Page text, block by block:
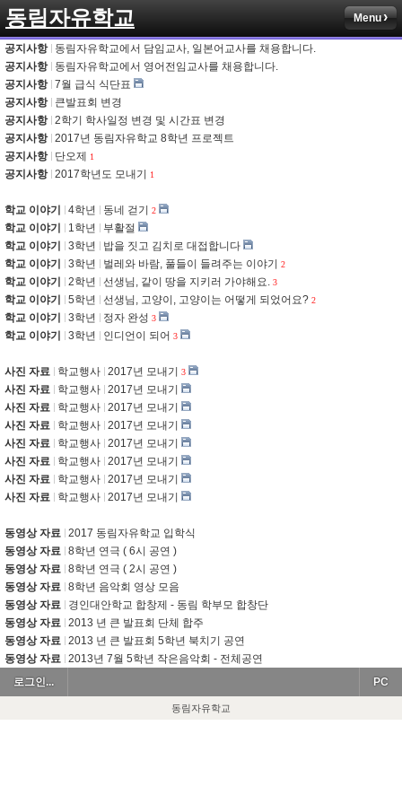
동림자유학교 Menu
공지사항
동림자유학교에서 담임교사, 일본어교사를 채용합니다.
공지사항
동림자유학교에서 영어전임교사를 채용합니다.
공지사항 7월 급식 식단표
공지사항
큰발표회 변경
공지사항 2학기 학사일정 변경 및 시간표 변경
공지사항 2017년 동림자유학교 8학년 프로젝트
공지사항
단오제 1
공지사항 2017학년도 모내기 1
학교 이야기 4학년 동네 걷기 2
학교 이야기 1학년
부활절
학교 이야기
3학년
밥을 짓고 김치로 대접합니다
학교 이야기
3학년 벌레와 바람, 풀들이 들려주는 이야기 2
학교 이야기 2학년 선생님, 같이 땅을 지키러 가야해요. 3
학교 이야기 5학년 선생님, 고양이, 고양이는 어떻게 되었어요? 2
학교 이야기 3학년 정자 완성 3
학교 이야기 3학년 인디언이 되어 3
사진 자료 학교행사 2017년 모내기 3
사진 자료 학교행사 2017년 모내기
사진 자료
학교행사 2017년 모내기
사진 자료
학교행사 2017년 모내기
사진 자료
학교행사 2017년 모내기
사진 자료
학교행사 2017년 모내기
사진 자료
학교행사 2017년 모내기
사진 자료
학교행사 2017년 모내기
동영상 자료 2017 동림자유학교 입학식
동영상 자료 8학년 연극 ( 6시 공연 )
동영상 자료 8학년 연극 ( 2시 공연 )
동영상 자료 8학년 음악회 영상 모음
동영상 자료
경인대안학교 합창제 - 동림 학부모 합창단
동영상 자료 2013 년 큰 발표회 단체 합주
동영상 자료 2013 년 큰 발표회 5학년 북치기 공연
동영상 자료 2013년 7월 5학년 작은음악회 - 전체공연
로그인...
PC
동림자유학교